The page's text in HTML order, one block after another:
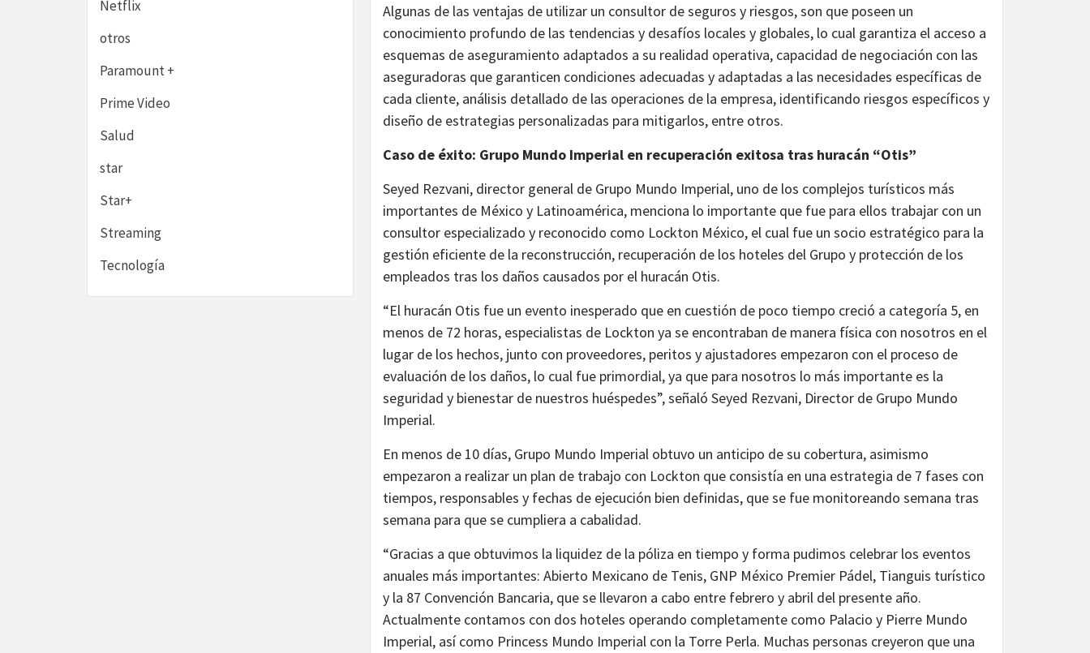
Algunas de las ventajas de utilizar un consultor de seguros y riesgos, son que poseen un
conocimiento profundo de las tendencias y desafíos locales y globales, lo cual garantiza el acceso a
esquemas de aseguramiento adaptados a su realidad operativa, capacidad de negociación con las
aseguradoras que garanticen condiciones adecuadas y adaptadas a las necesidades específicas de
cada cliente, análisis detallado de las operaciones de la empresa, identificando riesgos específicos y
diseño de estrategias personalizadas para mitigarlos, entre otros.
Caso de éxito: Grupo Mundo Imperial en recuperación exitosa tras huracán “Otis”
Seyed Rezvani, director general de Grupo Mundo Imperial, uno de los complejos turísticos más
importantes de México y Latinoamérica, menciona lo importante que fue para ellos trabajar con un
consultor especializado y reconocido como Lockton México, el cual fue un socio estratégico para la
gestión eficiente de la reconstrucción, recuperación de los hoteles del Grupo y protección de los
empleados tras los daños causados por el huracán Otis.
“El huracán Otis fue un evento inesperado que en cuestión de poco tiempo creció a categoría 5, en
menos de 72 horas, especialistas de Lockton ya se encontraban de manera física con nosotros en el
lugar de los hechos, junto con proveedores, peritos y ajustadores empezaron con el proceso de
evaluación de los daños, lo cual fue primordial, ya que para nosotros lo más importante es la
seguridad y bienestar de nuestros huéspedes”, señaló Seyed Rezvani, Director de Grupo Mundo
Imperial.
En menos de 10 días, Grupo Mundo Imperial obtuvo un anticipo de su cobertura, asimismo
empezaron a realizar un plan de trabajo con Lockton que consistía en una estrategia de 7 fases con
tiempos, responsables y fechas de ejecución bien definidas, que se fue monitoreando semana tras
semana para que se cumpliera a cabalidad.
“Gracias a que obtuvimos la liquidez de la póliza en tiempo y forma pudimos celebrar los eventos
anuales más importantes: Abierto Mexicano de Tenis, GNP México Premier Pádel, Tianguis turístico
y la 87 Convención Bancaria, que se llevaron a cabo entre febrero y abril del presente año.
Actualmente contamos con dos hoteles operando completamente como Palacio y Pierre Mundo
Imperial, así como Princess Mundo Imperial con la Torre Perla. Muchas personas creyeron que una
Netflix
otros
Paramount +
Prime Video
Salud
star
Star+
Streaming
Tecnología